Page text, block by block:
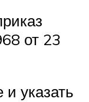
от 23
и указать